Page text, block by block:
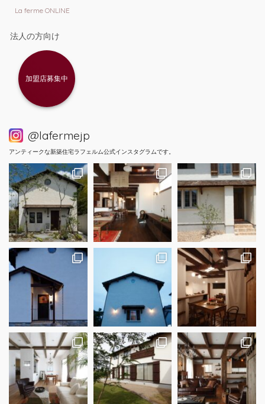
La ferme ONLINE
法人の方向け
加盟店募集中
@lafermejp
アンティークな新築住宅ラフェルム公式インスタグラムです。